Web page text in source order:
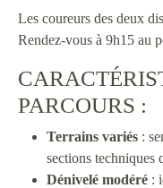
Les coureurs des deux
Rendez-vous à 9h15 au
PARCOURS :
Terrains variés :
sections techniques
Dénivelé modéré :